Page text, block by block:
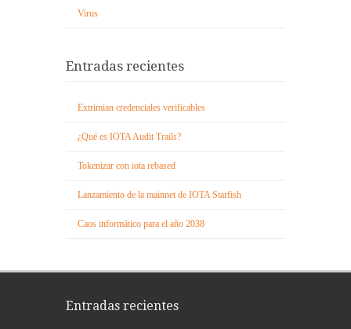
Virus
Entradas recientes
Extrimian credenciales verificables
¿Qué es IOTA Audit Trails?
Tokenizar con iota rebased
Lanzamiento de la mainnet de IOTA Starfish
Caos informático para el año 2038
Entradas recientes